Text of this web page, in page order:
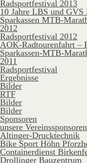
Radsportfestival 2013
10 Jahre LBS und
Sparkassen MTB-
2012
Radsportfestival 2012
AOK-Radtourenfahrt –
Sparkassen-MTB-
2011
Radsportfestival
Ergebnisse
Bilder
RTF
Bilder
Bilder
Sponsoren
unsere Vereinssponsoren
Altinger-Drucktechnik
Bike Sport Höhn
Containerdienst
Drollinger Bauzentrum